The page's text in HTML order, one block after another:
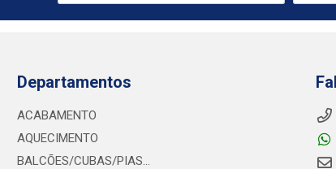
Departamentos
ACABAMENTO
AQUECIMENTO
BALCÕES/CUBAS/PIAS...